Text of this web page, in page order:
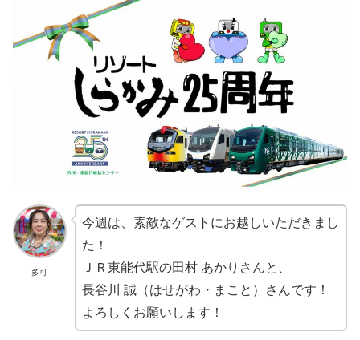
c
e
b
o
o
k
e
a
e
er
e
st
多可
今週は、素敵なゲストにお越しいただきまし
た！
ＪＲ東能代駅の田村 あかりさんと、
長谷川 誠（はせがわ・まこと）さんです！
よろしくお願いします！